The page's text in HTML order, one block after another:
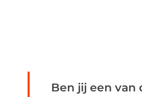
Ben jij een van